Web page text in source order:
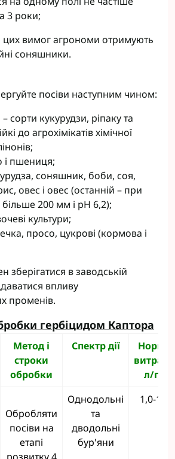
3 роки;
вимог агрономи отримують
соняшники.
посіви наступним чином:
сорти кукурудзи, ріпаку та
до агрохімікатів хімічної
і пшениця;
соняшник, боби, соя,
овес і овес (останній – при
більше 200 мм і pH 6,2);
культури;
просо, цукрові (кормова і
зберігатися в заводській
впливу
променів.
гербіцидом Каптора
Метод і
строки
обробки
Спектр дії
Норма
витрати
л/га
Обробляти
посіви на
етапі
Однодольні
та
дводольні
бур'яни
1,0-1,2